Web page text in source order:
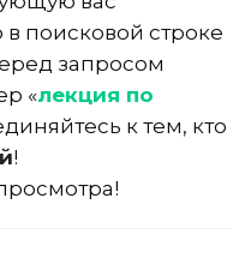
в поисковой строке
запросом
«лекция по
к тем, кто
!